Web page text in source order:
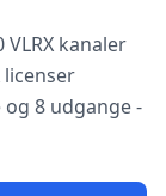
kanaler
licenser
8 udgange -